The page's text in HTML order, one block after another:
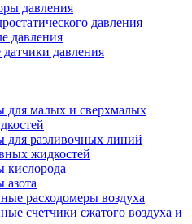
давления
давления
давления
давления
для малых и сверхмалых
для разливочных линий
жидкостей
кислорода
азота
расходомеры воздуха
счетчики сжатого воздуха и